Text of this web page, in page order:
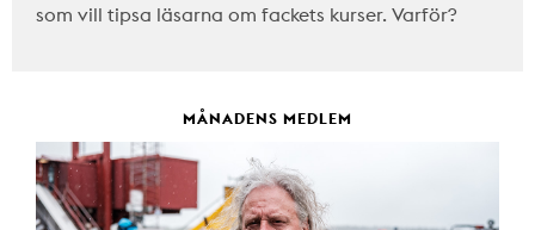
som vill tipsa läsarna om fackets kurser. Varför?
MÅNADENS MEDLEM